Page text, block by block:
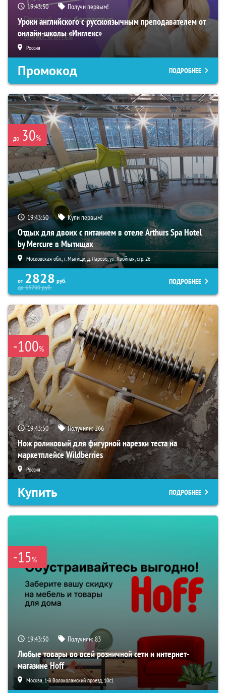
19:43:49 Получи первым!
Уроки английского с русскоязычным преподавателем от
онлайн-школы «Инглекс»
Россия
Промокод ПОДРОБНЕЕ
до 30%
19:43:49 Купи первым!
Отдых для двоих с питанием в отеле Arthurs Spa Hotel
by Mercure в Мытищах
Московская обл., г. Мытищи, д. Ларево, ул. Хвойная, стр. 26
от 2828 руб.
до65700руб.
ПОДРОБНЕЕ
-100%
19:43:49 Получили:266
Нож роликовый для фигурной нарезки теста на
маркетплейсе Wildberries
Россия
Купить ПОДРОБНЕЕ
-15%
19:43:49 Получили:83
Любые товары во всей розничной сети и интернет-
магазине Hoff
Москва, 1-й Волоколамский проезд, 10с1